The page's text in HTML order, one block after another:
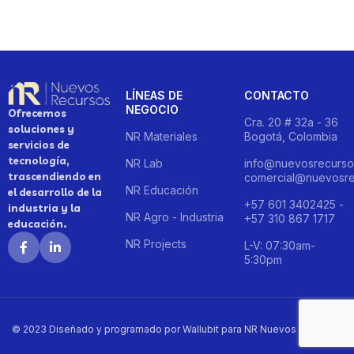
Ofrecemos
soluciones y
servicios de
tecnología,
trascendiendo en
el desarrollo de la
industria y la
educación.
LÍNEAS DE
NEGOCIO
NR Materiales
NR Lab
NR Educación
NR Agro - Industria
NR Projects
CONTACTO
Cra. 20 # 32a - 36
Bogotá, Colombia
+57 601 3402425 -
+57 310 867 1717
L-V: 07:30am-
5:30pm
© 2023 Diseñado y programado por Wallubit para NR Nuevos Recursos